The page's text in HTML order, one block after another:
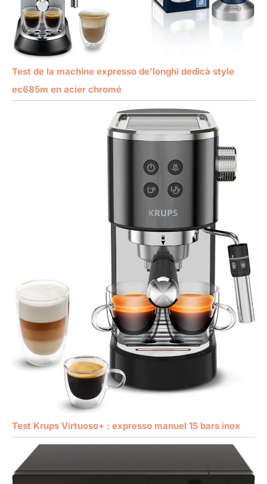
Test de la machine expresso de’longhi dedicà style
ec685m en acier chromé
Test Krups Virtuoso+ : expresso manuel 15 bars inox